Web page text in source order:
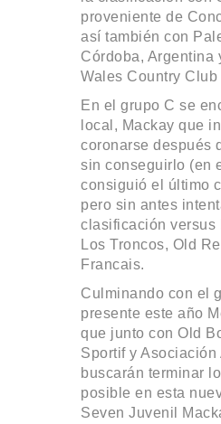
proveniente de
así también con
Córdoba, Argentina
Wales Country
En el grupo C se
local, Mackay que
coronarse después
sin conseguirlo (en
consiguió el último
pero sin antes
clasificación versus
Los Troncos, Old
Francais.
Culminando con el
presente este año
que junto con Old
Sportif y Asociación
buscarán terminar
posible en esta
Seven Juvenil